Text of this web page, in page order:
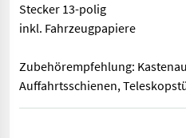
Stecker 13-polig
inkl. Fahrzeugpapiere
Zubehörempfehlung:
Auffahrtsschienen,
Hochlader PKW-Anhänger